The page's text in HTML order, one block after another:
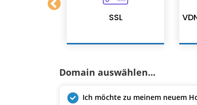
SSL
Domain auswählen...
Ich möchte zu meinem neuem